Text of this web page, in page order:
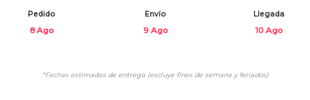
Pedido
8 Ago
Envío
9 Ago
Llegada
10 Ago
*Fechas estimadas de entrega (excluye fines de semana y feriados)